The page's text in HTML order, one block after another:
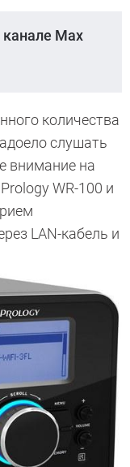
Max
количества
слушать
внимание на
WR-100 и
LAN-кабель и